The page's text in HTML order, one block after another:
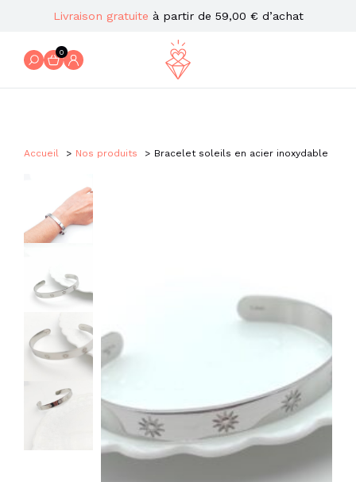
Livraison gratuite à partir de 59,00 € d’achat
0
Accueil Nos produits Bracelet soleils en acier inoxydable